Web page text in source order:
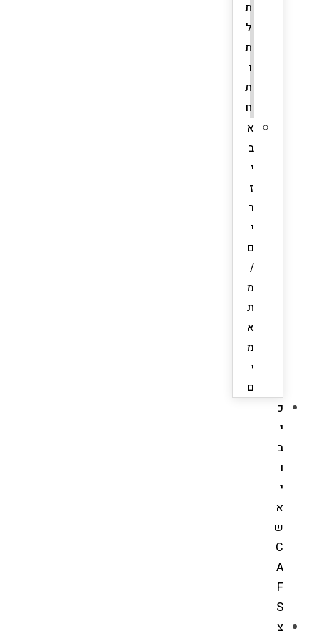
ת
ל
ת
ו
ת
ח
א
ב
י
ז
ר
י
ם
/
מ
ת
א
מ
י
ם
כ
י
ב
ו
י
א
ש
C
A
F
S
צ